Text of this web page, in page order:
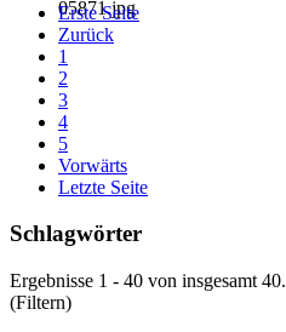
Erste Seite
Zurück
1
2
3
4
5
Vorwärts
Letzte Seite
Schlagwörter
Ergebnisse 1 - 40 von insgesamt 40.
(Filtern)